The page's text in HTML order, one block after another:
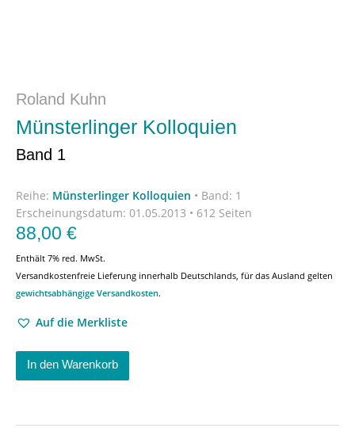
Roland Kuhn
Münsterlinger Kolloquien
Band 1
Reihe: Münsterlinger Kolloquien • Band: 1
Erscheinungsdatum: 01.05.2013 • 612 Seiten
88,00 €
Enthält 7% red. MwSt.
Versandkostenfreie Lieferung innerhalb Deutschlands, für das Ausland gelten
gewichtsabhängige Versandkosten.
Auf die Merkliste
In den Warenkorb